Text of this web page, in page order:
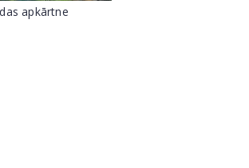
apkārtne